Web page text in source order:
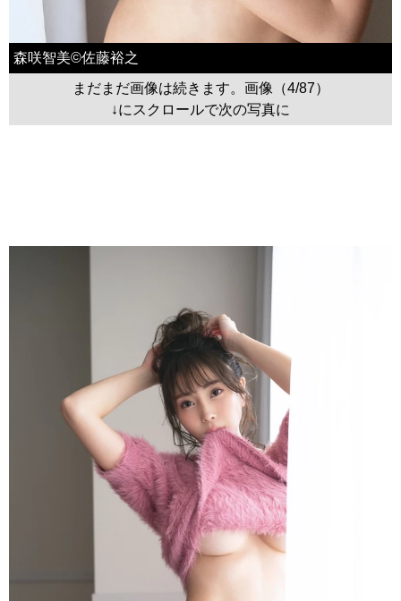
森咲智美©佐藤裕之
まだまだ画像は続きます。画像（4/87）
↓にスクロールで次の写真に